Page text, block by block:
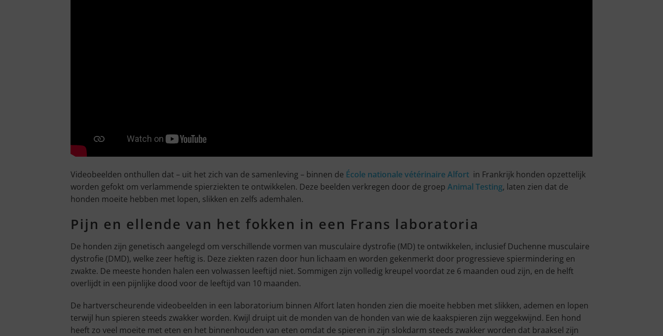
Videobeelden onthullen dat – uit het zich van de samenleving – binnen de École nationale vétérinaire Alfort in Frankrijk honden opzettelijk
worden gefokt om verlammende spierziekten te ontwikkelen. Deze beelden verkregen door de groep Animal Testing, laten zien dat de
honden moeite hebben met lopen, slikken en zelfs ademhalen.
Pijn en ellende van het fokken in een Frans laboratoria
De honden zijn genetisch aangelegd om verschillende vormen van musculaire dystrofie (MD) te ontwikkelen, inclusief Duchenne musculaire
dystrofie (DMD), welke zeer heftig is. Deze ziekten razen door hun lichaam en worden gekenmerkt door progressieve spiermindering en
zwakte. De meeste honden halen een volwassen leeftijd niet. Sommigen zijn volledig kreupel voordat ze 6 maanden oud zijn, en de helft
overlijdt in een pijnlijke dood voor de leeftijd van 10 maanden.
De hartverscheurende videobeelden in een laboratorium binnen Alfort laten honden zien die moeite hebben met slikken, ademen en lopen
terwijl hun spieren steeds zwakker worden. Kwijl druipt uit de monden van de honden van wie de kaakspieren zijn weggekwijnd. Een hond
heeft zo veel moeite met eten en het binnenhouden van eten omdat de spieren in zijn slokdarm steeds zwakker worden dat braaksel zijn